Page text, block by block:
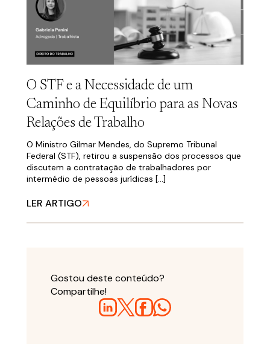
O STF e a Necessidade de um
Caminho de Equilíbrio para as Novas
Relações de Trabalho
O Ministro Gilmar Mendes, do Supremo Tribunal
Federal (STF), retirou a suspensão dos processos que
discutem a contratação de trabalhadores por
intermédio de pessoas jurídicas […]
LER ARTIGO
Gostou deste conteúdo?
Compartilhe!